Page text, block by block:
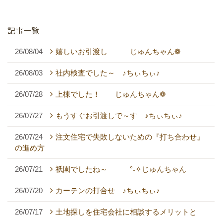
記事一覧
26/08/04 嬉しいお引渡し じゅんちゃん❁
26/08/03 社内検査でした～ ♪ちぃちぃ♪
26/07/28 上棟でした！ じゅんちゃん❁
26/07/27 もうすぐお引渡しで～す ♪ちぃちぃ♪
26/07/24
注文住宅で失敗しないための『打ち合わせ』
の進め方
26/07/21 祇園でしたね～ °˖✧じゅんちゃん
26/07/20 カーテンの打合せ ♪ちぃちぃ♪
26/07/17
土地探しを住宅会社に相談するメリットと